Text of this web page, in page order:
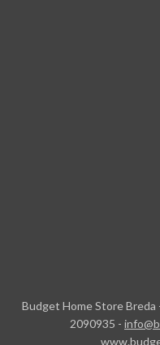
Budget Home Store Breda
2090935 -